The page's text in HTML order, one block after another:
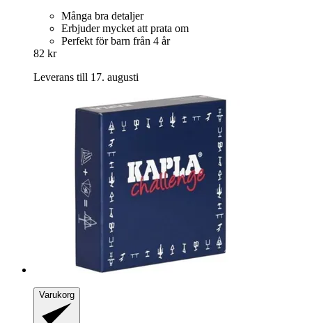
Många bra detaljer
Erbjuder mycket att prata om
Perfekt för barn från 4 år
82 kr
Leverans till 17. augusti
Varukorg